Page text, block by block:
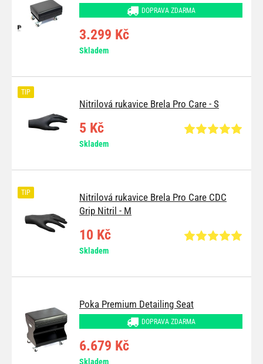
DOPRAVA ZDARMA
3.299 Kč
Skladem
Nitrilová rukavice Brela Pro Care - S
TIP
5 Kč
Skladem
Nitrilová rukavice Brela Pro Care CDC
Grip Nitril - M
TIP
10 Kč
Skladem
Poka Premium Detailing Seat
DOPRAVA ZDARMA
6.679 Kč
Skladem